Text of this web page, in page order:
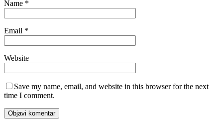
Name *
Email *
Website
Save my name, email, and website in this browser for the next
time I comment.